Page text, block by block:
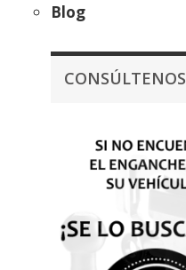
Blog
CONSÚLTENOS